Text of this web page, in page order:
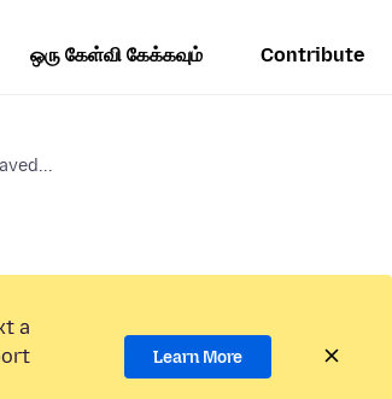
ஒரு கேள்வி கேக்கவும் Contribute
a
Learn More